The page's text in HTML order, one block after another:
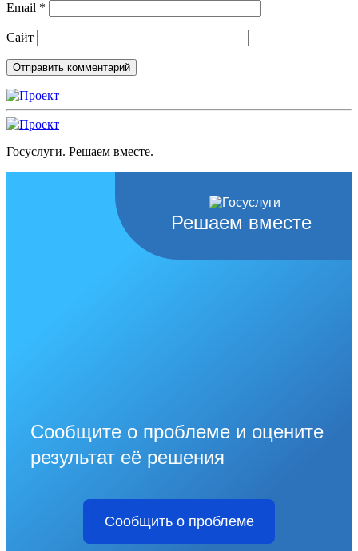
Email *
Сайт
Госуслуги. Решаем вместе.
Решаем вместе
Сообщите о проблеме и оцените
результат её решения
Сообщить о проблеме